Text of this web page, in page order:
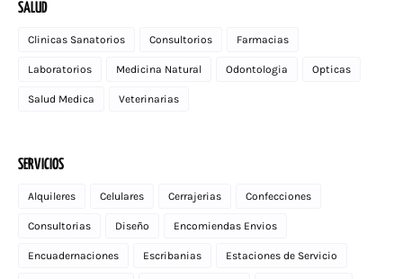
SALUD
Clinicas Sanatorios Consultorios Farmacias
Laboratorios Medicina Natural Odontologia Opticas
Salud Medica Veterinarias
SERVICIOS
Alquileres Celulares Cerrajerias Confecciones
Consultorias Diseño Encomiendas Envios
Encuadernaciones Escribanias Estaciones de Servicio